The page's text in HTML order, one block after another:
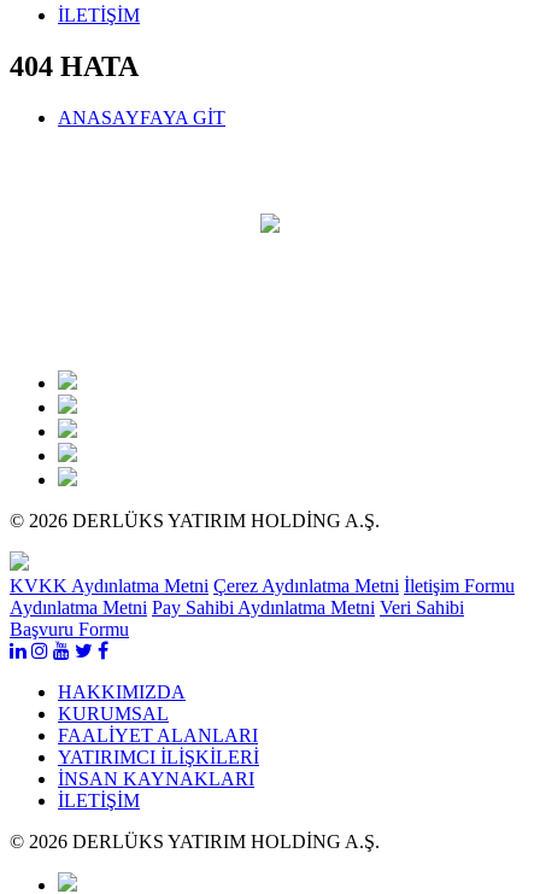
İLETİŞİM
404 HATA
ANASAYFAYA GİT
© 2026 DERLÜKS YATIRIM HOLDİNG A.Ş.
KVKK Aydınlatma Metni Çerez Aydınlatma Metni İletişim Formu
Aydınlatma Metni Pay Sahibi Aydınlatma Metni Veri Sahibi
Başvuru Formu
HAKKIMIZDA
KURUMSAL
FAALİYET ALANLARI
YATIRIMCI İLİŞKİLERİ
İNSAN KAYNAKLARI
İLETİŞİM
© 2026 DERLÜKS YATIRIM HOLDİNG A.Ş.